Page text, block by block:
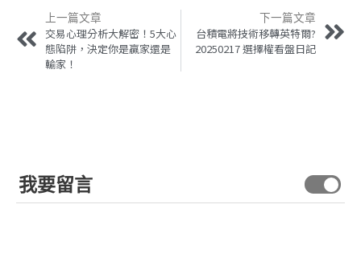
上一篇文章
交易心理分析大解密！5大心
態陷阱，決定你是贏家還是
輸家！
下一篇文章
台積電將技術移轉英特爾?
20250217 選擇權看盤日記
我要留言